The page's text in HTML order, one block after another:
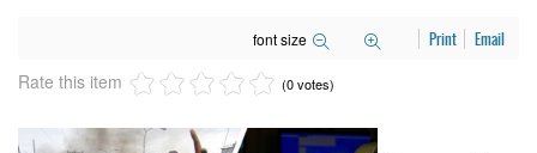
font size Print Email
Rate this item (0 votes)